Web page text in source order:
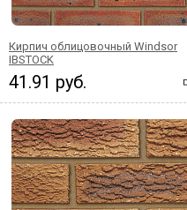
Кирпич облицовочный Windsor
IBSTOCK
41.91 руб.